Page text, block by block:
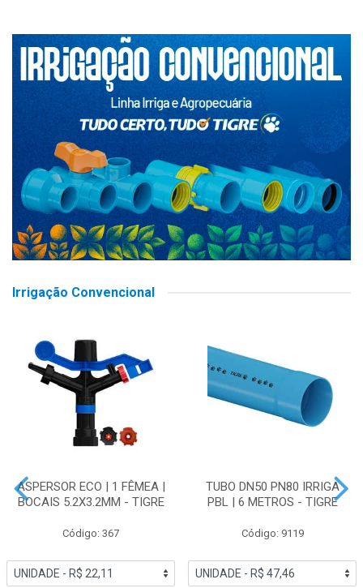
Irrigação Convencional
ASPERSOR ECO | 1 FÊMEA |
BOCAIS 5.2X3.2MM - TIGRE
Código: 367
TUBO DN50 PN80 IRRIGA
PBL | 6 METROS - TIGRE
Código: 9119